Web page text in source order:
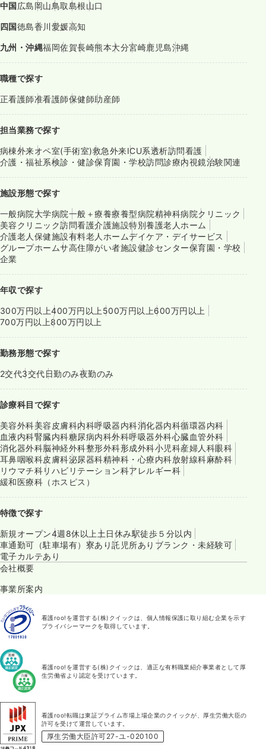
中国広島岡山鳥取島根山口
四国徳島香川愛媛高知
九州・沖縄福岡佐賀長崎熊本大分宮崎鹿児島沖縄
職種で探す
正看護師准看護師保健師助産師
担当業務で探す
病棟外来オペ室(手術室)救急外来ICU系透析訪問看護
介護・福祉系検診・健診保育園・学校訪問診療内視鏡治験関連
施設形態で探す
一般病院大学病院一般＋療養療養型病院精神科病院クリニック
美容クリニック訪問看護介護施設特別養護老人ホーム
介護老人保健施設有料老人ホームデイケア・デイサービス
グループホームサ高住障がい者施設健診センター保育園・学校
企業
年収で探す
300万円以上400万円以上 500万円以上600万円以上
700万円以上800万円以上
勤務形態で探す
2交代3交代日勤のみ夜勤のみ
診療科目で探す
美容外科美容皮膚科内科呼吸器内科消化器内科循環器内科
血液内科腎臓内科糖尿病内科外科呼吸器外科心臓血管外科
消化器外科脳神経外科整形外科形成外科小児科産婦人科眼科
耳鼻咽喉科皮膚科泌尿器科精神科・心療内科放射線科麻酔科
リウマチ科リハビリテーション科アレルギー科
緩和医療科（ホスピス）
特徴で探す
新規オープン4週8休以上 土日休み駅徒歩５分以内
車通勤可（駐車場有） 寮あり託児所あり ブランク・未経験可
電子カルテあり
会社概要
事業所案内
看護roo!を運営する(株)クイックは、個人情報保護に取り組む企業を示す
プライバシーマークを取得しています。
看護roo!を運営する(株)クイックは、適正な有料職業紹介事業者として厚
生労働省より認定を受けています。
看護roo!転職は東証プライム市場上場企業のクイックが、厚生労働大臣の
許可を受けて運営しています。
厚生労働大臣許可27-ユ-020100